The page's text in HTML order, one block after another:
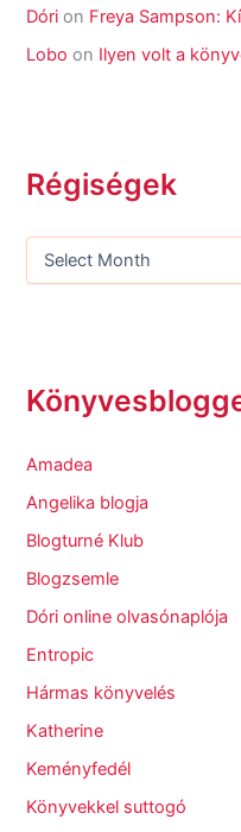
Dóri on Freya Sampson:
Lobo on Ilyen volt a
Régiségek
Amadea
Angelika blogja
Blogturné Klub
Blogzsemle
Dóri online olvasónaplója
Entropic
Hármas könyvelés
Katherine
Keményfedél
Könyvekkel suttogó